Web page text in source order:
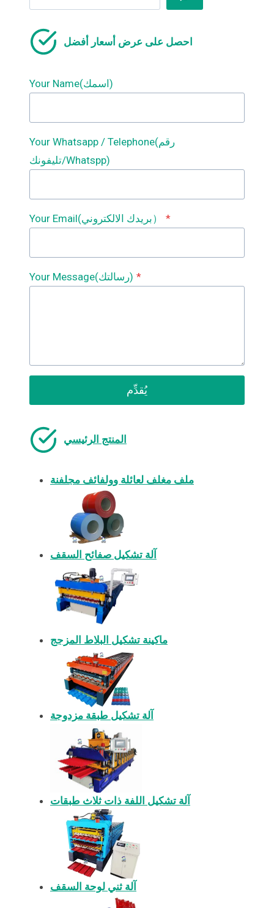
احصل على عرض أسعار أفضل
Your Name(اسمك)
Your Whatsapp / Telephone(رقم
تليفونك/Whatspp)
Your Email(بريدك الالكتروني） *
Your Message(رسالتك) *
يُقدِّم
المنتج الرئيسي
ملف مغلف لعائلة وولفائف مجلفنة
آلة تشكيل صفائح السقف
ماكينة تشكيل البلاط المزجج
آلة تشكيل طبقة مزدوجة
آلة تشكيل اللفة ذات ثلاث طبقات
آلة ثني لوحة السقف